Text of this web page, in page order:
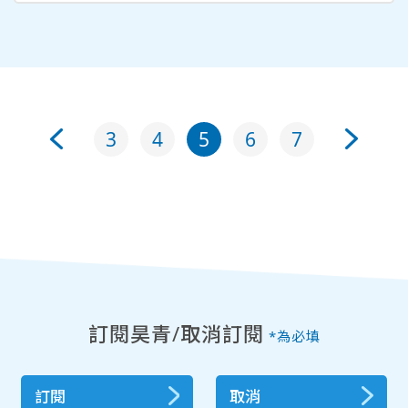
3 4 5 6 7
訂閱昊青/取消訂閱 *為必填
訂閱 取消